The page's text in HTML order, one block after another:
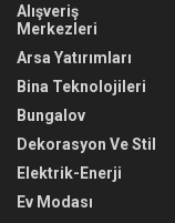
Alışveriş
Merkezleri
Arsa Yatırımları
Bina Teknolojileri
Bungalov
Dekorasyon Ve Stil
Elektrik-Enerji
Ev Modası